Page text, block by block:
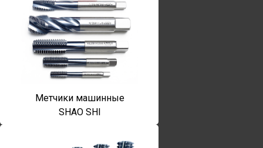
Метчики машинные
SHAO SHI